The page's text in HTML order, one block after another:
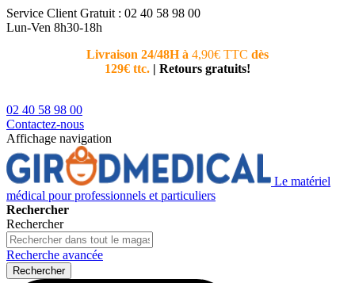
Service Client Gratuit : 02 40 58 98 00
Lun-Ven 8h30-18h
Livraison 24/48H à 4,90€ TTC dès
129€ ttc. | Retours gratuits!
02 40 58 98 00
Contactez-nous
Affichage navigation
Le matériel
médical pour professionnels et particuliers
Rechercher
Rechercher
Recherche avancée
Rechercher